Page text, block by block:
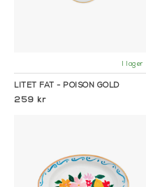
I lager
LITET FAT - POISON GOLD
259 kr